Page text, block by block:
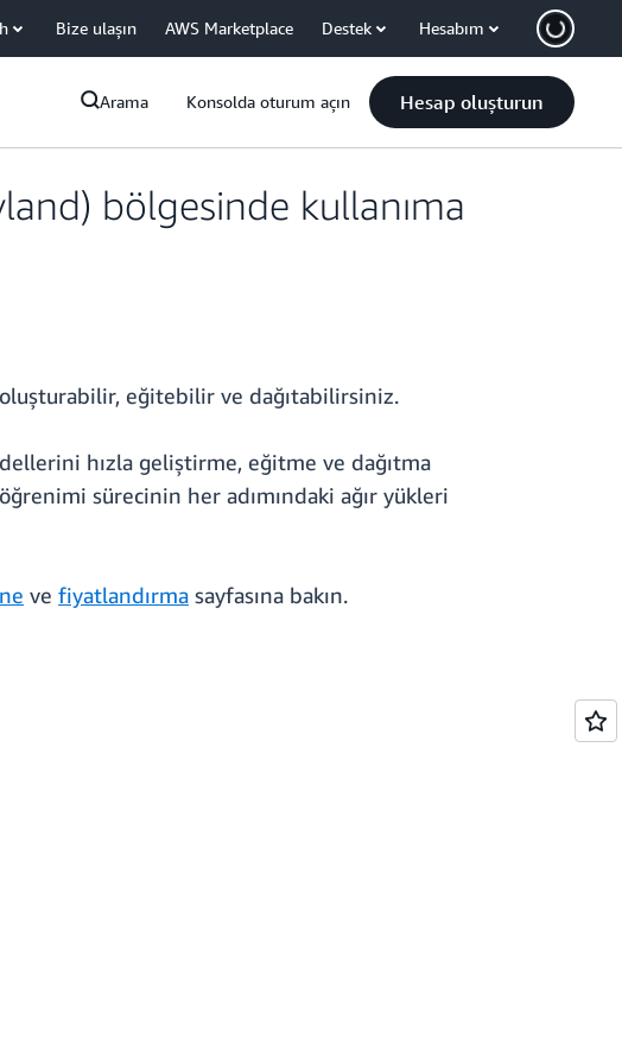
Bize ulaşın AWS Marketplace Destek Hesabım
Arama Konsolda oturum açın Hesap oluşturun
bölgesinde kullanıma
eğitebilir ve dağıtabilirsiniz.
hızla geliştirme, eğitme ve dağıtma
sürecinin her adımındaki ağır yükleri
ve fiyatlandırma sayfasına bakın.